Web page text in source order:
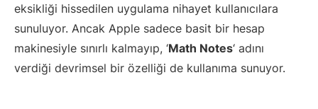
eksikliği hissedilen uygulama nihayet kullanıcılara
sunuluyor. Ancak Apple sadece basit bir hesap
makinesiyle sınırlı kalmayıp, ‘Math Notes‘ adını
verdiği devrimsel bir özelliği de kullanıma sunuyor.